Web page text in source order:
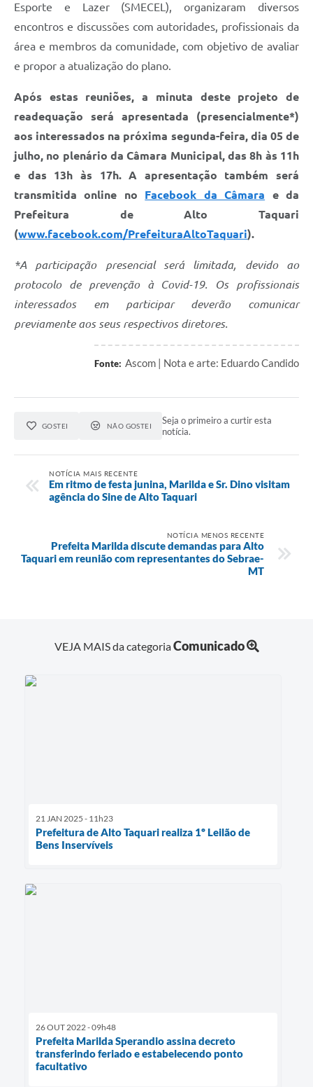
Esporte e Lazer (SMECEL), organizaram diversos
encontros e discussões com autoridades, profissionais da
área e membros da comunidade, com objetivo de avaliar
e propor a atualização do plano.
Após estas reuniões, a minuta deste projeto de
readequação será apresentada (presencialmente*)
aos interessados na próxima segunda-feira, dia 05 de
julho, no plenário da Câmara Municipal, das 8h às 11h
e das 13h às 17h. A apresentação também será
transmitida online no Facebook da Câmara e da
Prefeitura de Alto Taquari
(www.facebook.com/PrefeituraAltoTaquari).
*A participação presencial será limitada, devido ao
protocolo de prevenção à Covid-19. Os profissionais
interessados em participar deverão comunicar
previamente aos seus respectivos diretores.
Fonte: Ascom | Nota e arte: Eduardo Candido
GOSTEI NÃO GOSTEI
Seja o primeiro a curtir esta
notícia.
NOTÍCIA MAIS RECENTE
Em ritmo de festa junina, Marilda e Sr. Dino visitam
agência do Sine de Alto Taquari
NOTÍCIA MENOS RECENTE
Prefeita Marilda discute demandas para Alto
Taquari em reunião com representantes do Sebrae-
MT
VEJA MAIS da categoriaComunicado
21 JAN 2025 - 11h23
Prefeitura de Alto Taquari realiza 1º Leilão de
Bens Inservíveis
26 OUT 2022 - 09h48
Prefeita Marilda Sperandio assina decreto
transferindo feriado e estabelecendo ponto
facultativo